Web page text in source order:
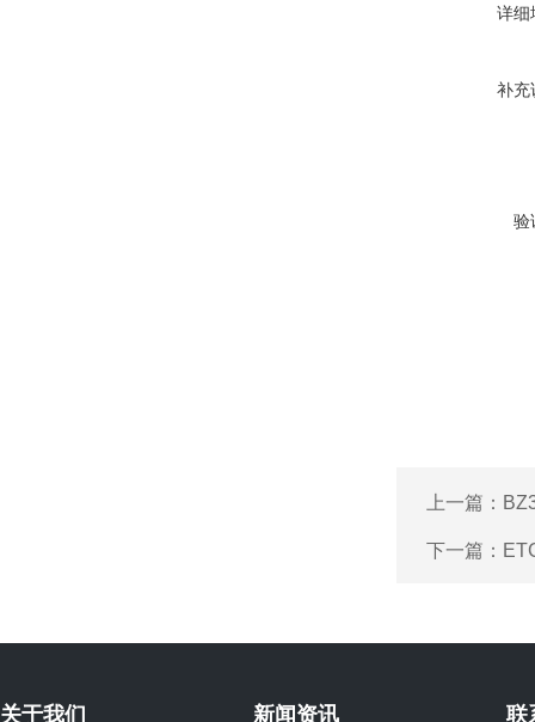
详细
补充
验
上一篇：
下一篇：
关于我们 新闻资讯 联